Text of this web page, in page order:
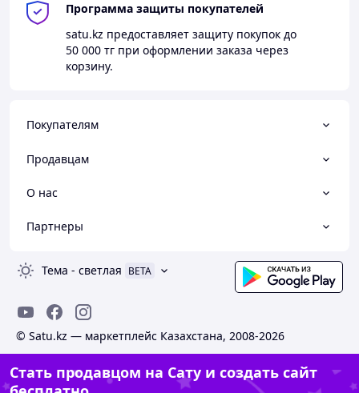
Программа защиты покупателей
satu.kz предоставляет защиту покупок до
50 000 тг при оформлении заказа через
корзину.
Покупателям
Продавцам
О нас
Партнеры
Тема - светлая BETA
© Satu.kz — маркетплейс Казахстана, 2008-2026
Стать продавцом на Сату и создать сайт